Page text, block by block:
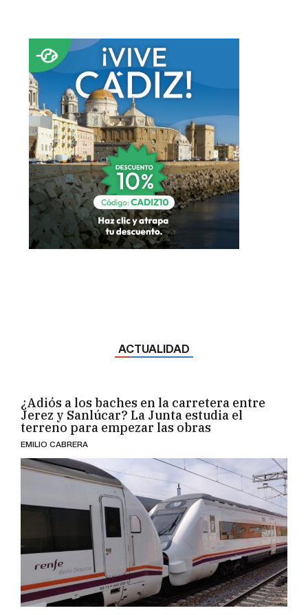
ACTUALIDAD
¿Adiós a los baches en la carretera entre
Jerez y Sanlúcar? La Junta estudia el
terreno para empezar las obras
EMILIO CABRERA